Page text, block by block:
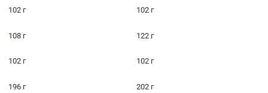
102 г 102 г
108 г 122 г
102 г 102 г
196 г 202 г